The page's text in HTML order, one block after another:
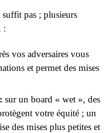
pas ; plusieurs
:
vos adversaires vous
et permet des mises
sur un board « wet », des
votre équité ; un
des mises plus petites et